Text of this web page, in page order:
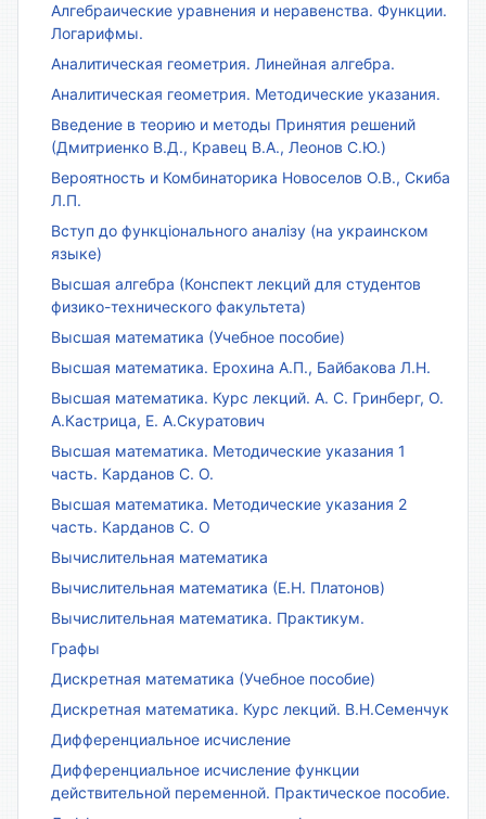
Алгебраические уравнения и неравенства. Функции.
Логарифмы.
Аналитическая геометрия. Линейная алгебра.
Аналитическая геометрия. Методические указания.
Введение в теорию и методы Принятия решений
(Дмитриенко В.Д., Кравец В.А., Леонов С.Ю.)
Вероятность и Комбинаторика Новоселов О.В., Скиба
Л.П.
Вступ до функціонального аналізу (на украинском
языке)
Высшая алгебра (Конспект лекций для студентов
физико-технического факультета)
Высшая математика (Учебное пособие)
Высшая математика. Ерохина А.П., Байбакова Л.Н.
Высшая математика. Курс лекций. А. С. Гринберг, О.
А.Кастрица, Е. А.Скуратович
Высшая математика. Методические указания 1
часть. Карданов С. О.
Высшая математика. Методические указания 2
часть. Карданов С. О
Вычислительная математика
Вычислительная математика (Е.Н. Платонов)
Вычислительная математика. Практикум.
Графы
Дискретная математика (Учебное пособие)
Дискретная математика. Курс лекций. В.Н.Семенчук
Дифференциальное исчисление
Дифференциальное исчисление функции
действительной переменной. Практическое пособие.